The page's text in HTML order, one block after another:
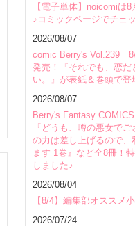
【電子単体】noicomiは
♪コミックページでチェッ
2026/08/07
comic Berry's Vol.239
発売！『それでも、恋だ
い。』が表紙＆巻頭で登
2026/08/07
Berry's Fantasy
『どうも、噂の悪女で
の力は差し上げるので、
ます 1巻』など全8冊！
しました♪
2026/08/04
【8/4】編集部オススメ
2026/07/24